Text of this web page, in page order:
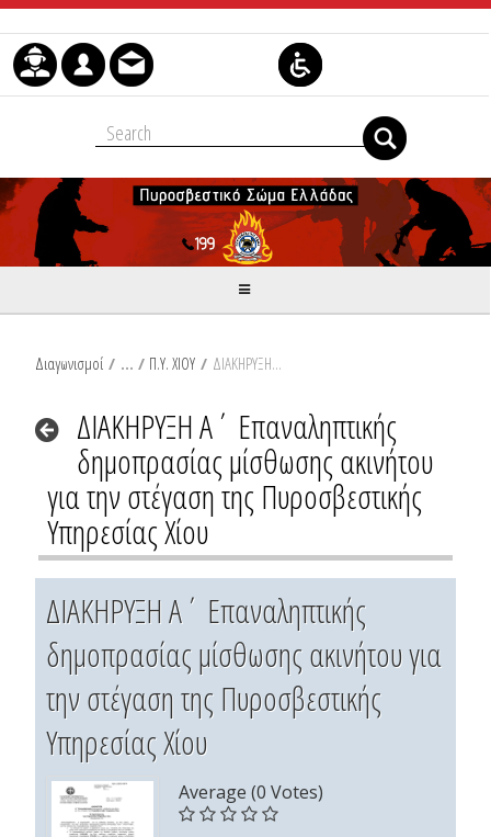
Skip to Content
Διαγωνισμοί / Π.Υ. ΧΙΟΥ / ΔΙΑΚΗΡΥΞΗ Α΄ Επαναληπτικής δημοπρασίας μίσθωσης ακινήτου για την στέγαση της Πυροσβεστικής Υπηρεσίας Χίου
ΔΙΑΚΗΡΥΞΗ Α΄ Επαναληπτικής
δημοπρασίας μίσθωσης ακινήτου
για την στέγαση της Πυροσβεστικής
Υπηρεσίας Χίου
ΔΙΑΚΗΡΥΞΗ Α΄ Επαναληπτικής
δημοπρασίας μίσθωσης ακινήτου για
την στέγαση της Πυροσβεστικής
Υπηρεσίας Χίου
Average (0 Votes)